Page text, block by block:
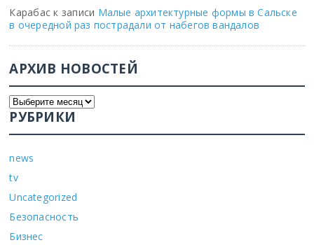
Карабас к записи Малые архитектурные формы в Сальске
в очередной раз пострадали от набегов вандалов
АРХИВ НОВОСТЕЙ
РУБРИКИ
news
tv
Uncategorized
Безопасность
Бизнес